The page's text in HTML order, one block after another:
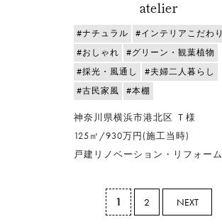
atelier
#ナチュラル
#インテリアこだわり
#おしゃれ
#グリーン・観葉植物
#採光・風通し
#夫婦二人暮らし
#古民家風
#本棚
神奈川県横浜市港北区 Ｔ様
125㎡/930万円(施工当時)
戸建リノベーション・リフォーム
1 2 NEXT